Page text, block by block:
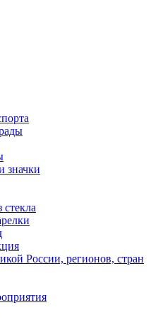
значки
России, регионов, стран